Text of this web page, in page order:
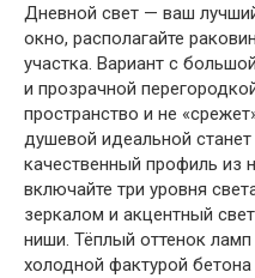
Дневной свет — ваш
окно, располагайте
участка. Вариант с
и прозрачной
пространство и не
душевой идеальной
качественный профиль из
включайте три уровня
зеркалом и акцентный
ниши. Тёплый оттенок
холодной фактурой